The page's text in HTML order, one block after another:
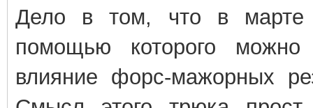
Дело в том, что в марте
помощью которого можно
влияние форс-мажорных